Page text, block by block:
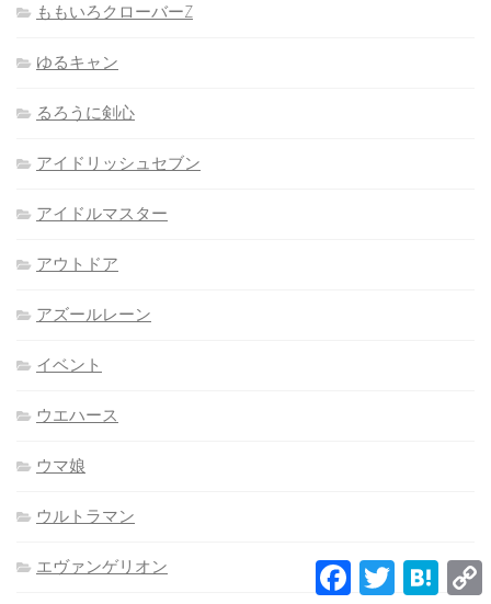
ももいろクローバーZ
ゆるキャン
るろうに剣心
アイドリッシュセブン
アイドルマスター
アウトドア
アズールレーン
イベント
ウエハース
ウマ娘
ウルトラマン
エヴァンゲリオン FacebookTwitter Hatena